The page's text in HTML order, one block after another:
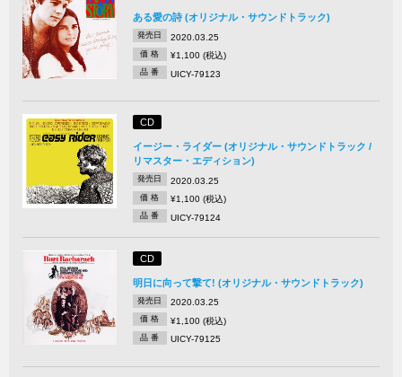
ある愛の詩 (オリジナル・サウンドトラック)
発売日 2020.03.25
価 格 ¥1,100 (税込)
品 番 UICY-79123
CD
イージー・ライダー (オリジナル・サウンドトラック /
リマスター・エディション)
発売日 2020.03.25
価 格 ¥1,100 (税込)
品 番 UICY-79124
CD
明日に向って撃て! (オリジナル・サウンドトラック)
発売日 2020.03.25
価 格 ¥1,100 (税込)
品 番 UICY-79125